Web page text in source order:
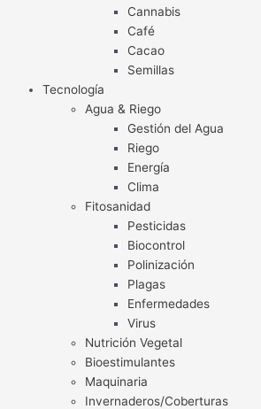
Cannabis
Café
Cacao
Semillas
Tecnología
Agua & Riego
Gestión del Agua
Riego
Energía
Clima
Fitosanidad
Pesticidas
Biocontrol
Polinización
Plagas
Enfermedades
Virus
Nutrición Vegetal
Bioestimulantes
Maquinaria
Invernaderos/Coberturas